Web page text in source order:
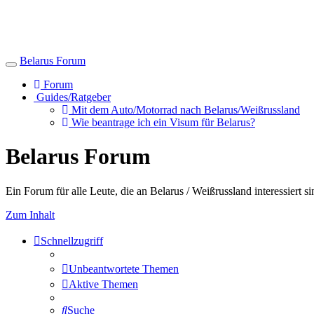
Toggle
navigation
Belarus Forum
Forum
Guides/Ratgeber
Mit dem Auto/Motorrad nach Belarus/Weißrussland
Wie beantrage ich ein Visum für Belarus?
Belarus Forum
Ein Forum für alle Leute, die an Belarus / Weißrussland interessiert
Zum Inhalt
Schnellzugriff
Unbeantwortete Themen
Aktive Themen
Suche